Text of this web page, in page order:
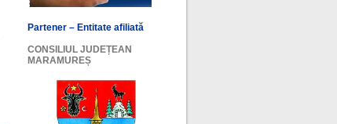
Partener – Entitate afiliată
CONSILIUL JUDEȚEAN
MARAMUREȘ